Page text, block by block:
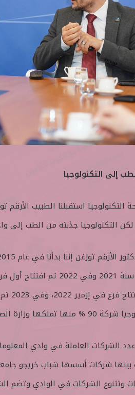
إلى التكنولوجيا
التكنولوجيا استقبلنا الطبيب الأرقم
التكنولوجيا جذبته من الطب إلى
الأولى سنة 2021 وفي
وزارة الصناعة والتكنولوجيا التركية.
بينها شركات أسسها شباب خريجو